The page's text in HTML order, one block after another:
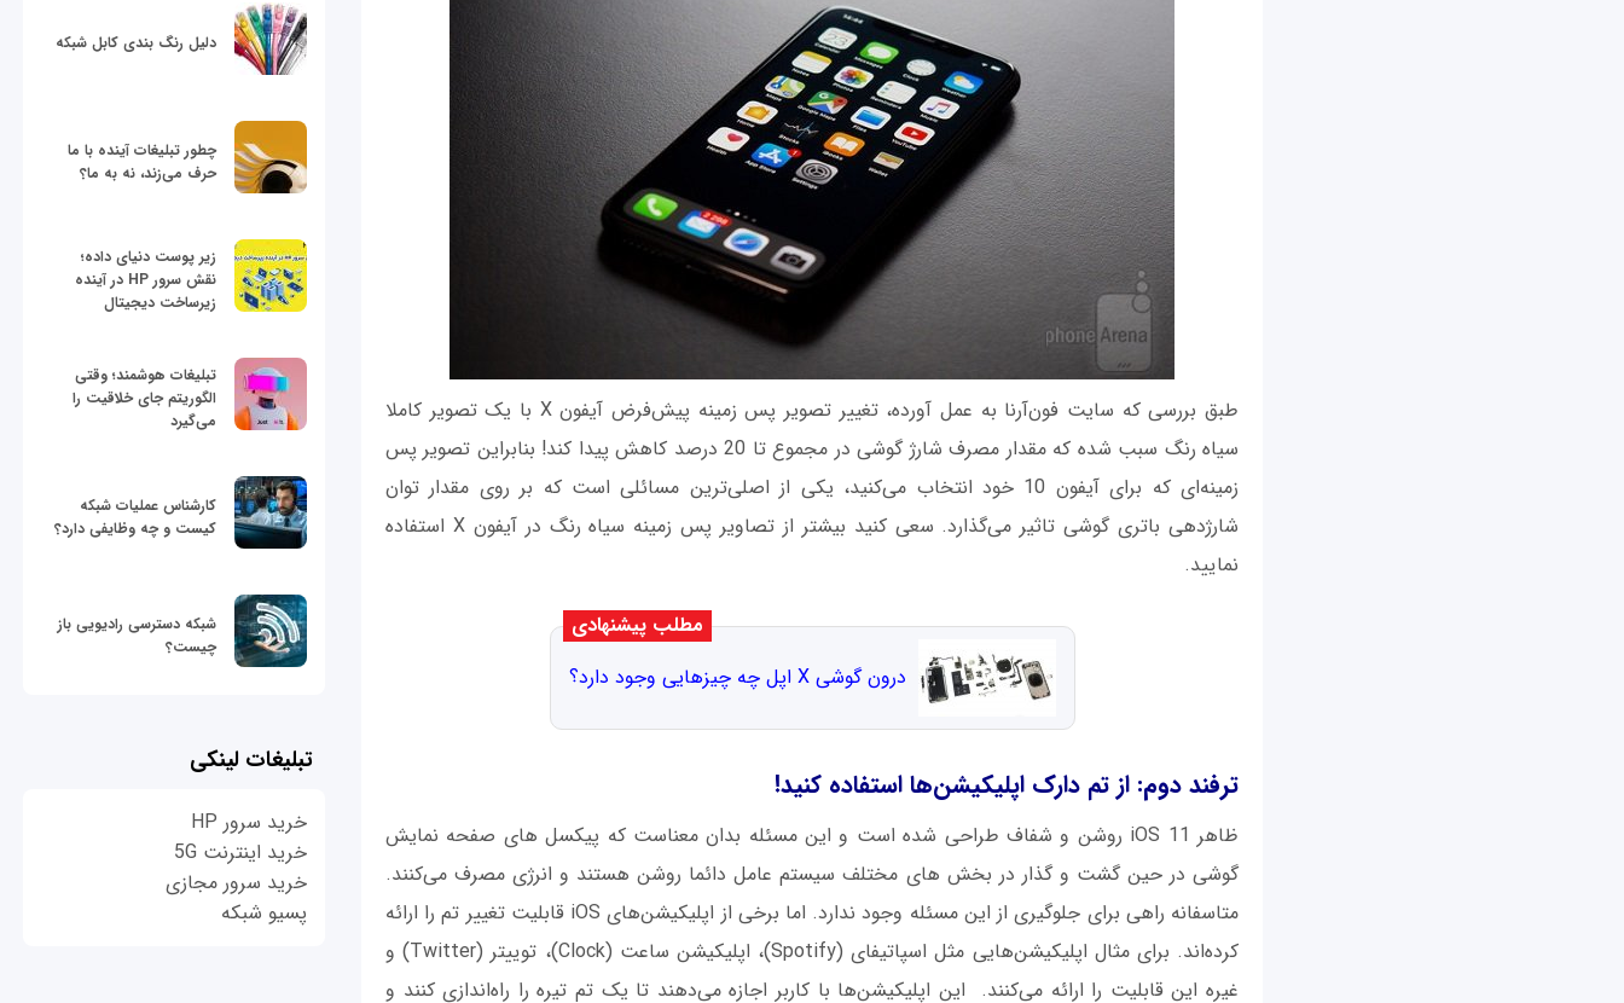
طبق بررسی که سایت فون‌آرنا به عمل آورده، تغییر تصویر پس زمینه پیش‌فرض آیفون X با یک تصویر کاملا
سیاه رنگ سبب شده که مقدار مصرف شارژ گوشی در مجموع تا 20 درصد کاهش پیدا کند! بنابراین تصویر پس
زمینه‌ای که برای آیفون 10 خود انتخاب می‌کنید، یکی از اصلی‌ترین مسائلی است که بر روی مقدار توان
شارژدهی باتری گوشی تاثیر می‌گذارد. سعی کنید بیشتر از تصاویر پس زمینه سیاه رنگ در آیفون X استفاده
نمایید.
مطلب پیشنهادی
درون گوشی X اپل چه چیزهایی وجود دارد؟
ترفند دوم: از تم دارک اپلیکیشن‌ها استفاده کنید!
ظاهر iOS 11 روشن و شفاف طراحی شده است و این مسئله بدان معناست که پیکسل های صفحه نمایش
گوشی در حین گشت و گذار در بخش های مختلف سیستم عامل دائما روشن هستند و انرژی مصرف می‌کنند.
متاسفانه راهی برای جلوگیری از این مسئله وجود ندارد. اما برخی از اپلیکیشن‌های iOS قابلیت تغییر تم را ارائه
کرده‌اند. برای مثال اپلیکیشن‌هایی مثل اسپاتیفای (Spotify)، اپلیکیشن ساعت (Clock)، توییتر (Twitter) و
غیره این قابلیت را ارائه می‌کنند. این اپلیکیشن‌ها با کاربر اجازه می‌دهند تا یک تم تیره را راه‌اندازی کنند و
دلیل رنگ بندی کابل شبکه
چطور تبلیغات آینده با ما
حرف می‌زند، نه به ما؟
زیر پوست دنیای داده؛
نقش سرور HP در آینده
زیرساخت دیجیتال
تبلیغات هوشمند؛ وقتی
الگوریتم جای خلاقیت را
می‌گیرد
کارشناس عملیات شبکه
کیست و چه وظایفی دارد؟
شبکه دسترسی رادیویی باز
چیست؟
تبلیغات لینکی
خرید سرور HP
خرید اینترنت 5G
خرید سرور مجازی
پسیو شبکه